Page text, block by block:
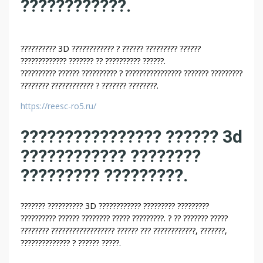
?
?
?
|
?
?
?
?
?
?
?
?
?
?
,
?
????????????.
?????????? 3D ???????????? ? ?????? ????????? ??????
????????????? ??????? ?? ?????????? ??????.
?????????? ?????? ?????????? ? ???????????????? ??????? ?????????
???????? ???????????? ? ??????? ????????.
https://reesc-ro5.ru/
???????????????? ?????? 3d
???????????? ????????
????????? ?????????.
??????? ?????????? 3D ???????????? ????????? ?????????
?????????? ?????? ???????? ????? ?????????. ? ?? ??????? ?????
???????? ?????????????????? ?????? ??? ????????????, ???????,
?????????????? ? ?????? ?????.